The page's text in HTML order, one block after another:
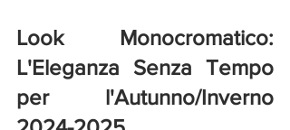
Look Monocromatico:
L'Eleganza Senza Tempo
per l'Autunno/Inverno